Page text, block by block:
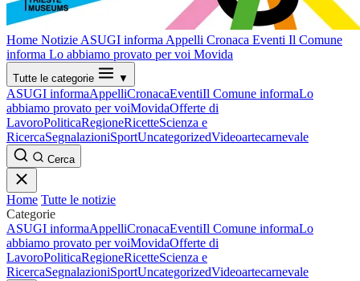
Home Notizie ASUGI informa Appelli Cronaca Eventi Il Comune
informa Lo abbiamo provato per voi Movida
Tutte le categorie ▼
ASUGI informaAppelliCronacaEventiIl Comune informaLo
abbiamo provato per voiMovidaOfferte di
LavoroPoliticaRegioneRicetteScienza e
RicercaSegnalazioniSportUncategorizedVideoartecarnevale
Cerca
Home Tutte le notizie
Categorie
ASUGI informaAppelliCronacaEventiIl Comune informaLo
abbiamo provato per voiMovidaOfferte di
LavoroPoliticaRegioneRicetteScienza e
RicercaSegnalazioniSportUncategorizedVideoartecarnevale